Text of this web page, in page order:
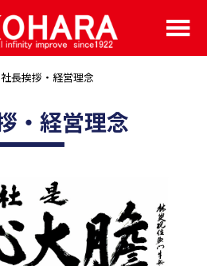
社長挨拶・経営理念
・経営理念